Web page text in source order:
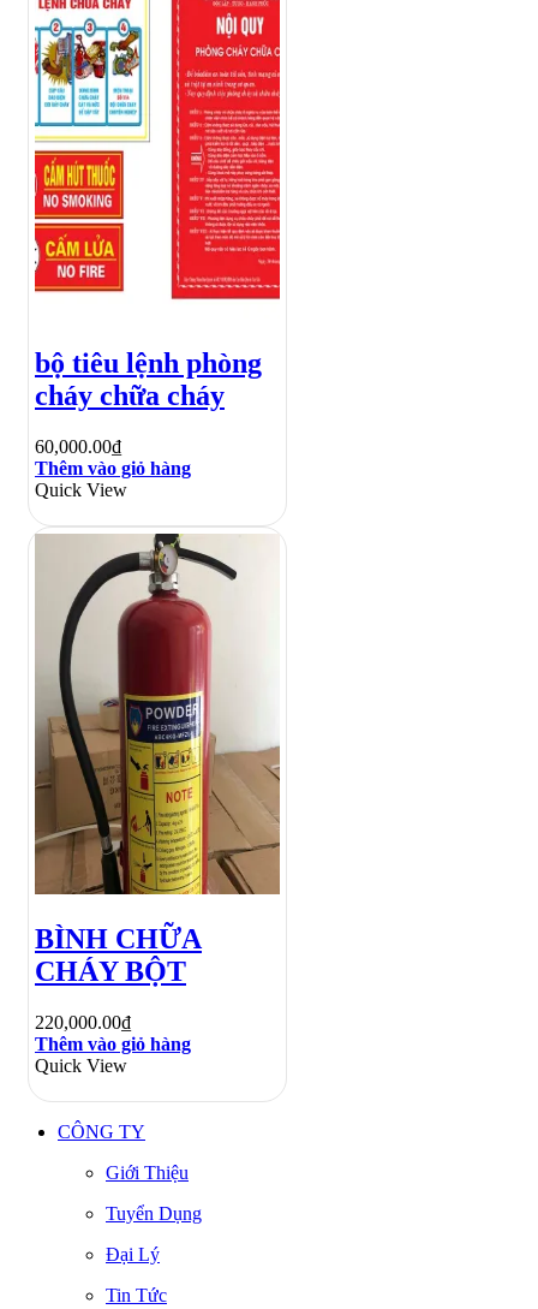
bộ tiêu lệnh phòng
cháy chữa cháy
60,000.00₫
Thêm vào giỏ hàng
Quick View
BÌNH CHỮA
CHÁY BỘT
220,000.00₫
Thêm vào giỏ hàng
Quick View
CÔNG TY
Giới Thiệu
Tuyển Dụng
Đại Lý
Tin Tức